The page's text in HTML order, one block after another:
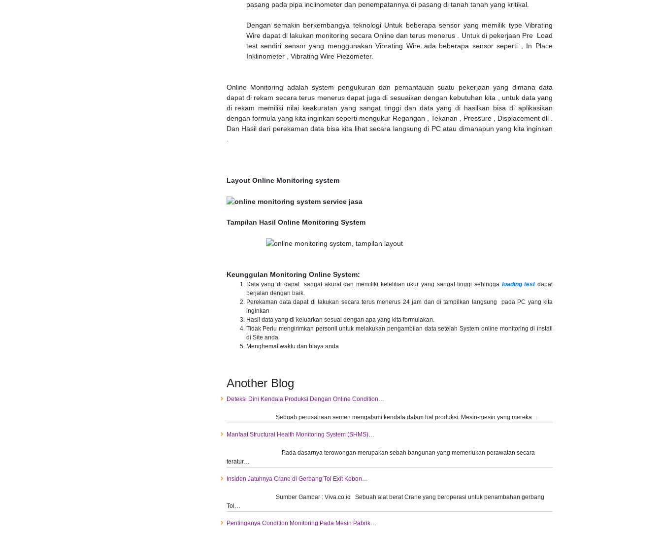
pasang pada pipa inclinometer dan penempatannya di pasang di tanah tanah yang kritikal.
Dengan semakin berkembangya teknologi Untuk beberapa sensor yang memilik type Vibrating
Wire dapat di lakukan monitoring secara Online dan terus menerus . Untuk di pekerjaan Pre Load
test sendiri sensor yang menggunakan Vibrating Wire ada beberapa sensor seperti , In Place
Inklinometer , Vibrating Wire Piezometer.
Online Monitoring adalah system pengukuran dan pemantauan suatu pekerjaan yang dimana data
dapat di rekam secara terus menerus dapat juga di sesuaikan dengan kebutuhan kita , untuk data yang
di rekam memiliki nilai keakuratan yang sangat tinggi dan data yang di hasilkan bisa di aplikasikan
dengan formula yang kita inginkan seperti mengukur Regangan , Tekanan , Pressure , Displacement dll .
Dan Hasil dari perekaman data bisa kita lihat secara langsung di PC atau dimanapun yang kita inginkan
.
Layout Online Monitoring system
Tampilan Hasil Online Monitoring System
Keunggulan Monitoring Online System:
Data yang di dapat sangat akurat dan memiliki ketelitian ukur yang sangat tinggi sehingga loading testdapat
berjalan dengan baik.
Perekaman data dapat di lakukan secara terus menerus 24 jam dan di tampilkan langsung pada PC yang kita
inginkan
Hasil data yang di keluarkan sesuai dengan apa yang kita formulakan.
Tidak Perlu mengirimkan personil untuk melakukan pengambilan data setelah System online monitoring di install
di Site anda
Menghemat waktu dan biaya anda
Another Blog
Deteksi Dini Kendala Produksi Dengan Online Condition…
​Sebuah perusahaan semen mengalami kendala dalam hal produksi. Mesin-mesin yang mereka…
Manfaat Structural Health Monitoring System (SHMS)…
Pada dasarnya terowongan merupakan sebah bangunan yang memerlukan perawatan secara
teratur…
Insiden Jatuhnya Crane di Gerbang Tol Exit Kebon…
Sumber Gambar : Viva.co.id Sebuah alat berat Crane yang beroperasi untuk penambahan gerbang
Tol…
Pentinganya Condition Monitoring Pada Mesin Pabrik…